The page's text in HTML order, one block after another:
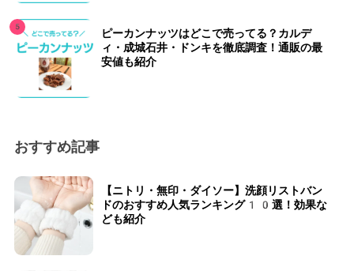
ピーカンナッツはどこで売ってる？カルデ
ィ・成城石井・ドンキを徹底調査！通販の最
安値も紹介
おすすめ記事
【ニトリ・無印・ダイソー】洗顔リストバン
ドのおすすめ人気ランキング10選！効果な
ども紹介